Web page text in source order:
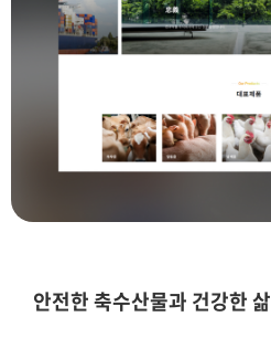
안전한 축수산물과 건강한 삶